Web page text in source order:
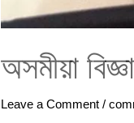
অসমীয়া
Leave a Comment /